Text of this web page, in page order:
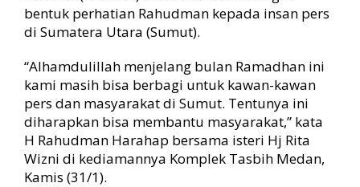
P
e
a
r
t
bentuk perhatian Rahudman kepada insan pers
di Sumatera Utara (Sumut).
“Alhamdulillah menjelang bulan Ramadhan ini
kami masih bisa berbagi untuk kawan-kawan
pers dan masyarakat di Sumut. Tentunya ini
diharapkan bisa membantu masyarakat,” kata
H Rahudman Harahap bersama isteri Hj Rita
Wizni di kediamannya Komplek Tasbih Medan,
Kamis (31/1).